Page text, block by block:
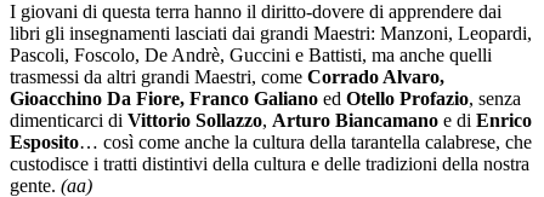
I giovani di questa terra hanno il diritto-dovere di apprendere dai
libri gli insegnamenti lasciati dai grandi Maestri: Manzoni, Leopardi,
Pascoli, Foscolo, De Andrè, Guccini e Battisti, ma anche quelli
trasmessi da altri grandi Maestri, come Corrado Alvaro,
Gioacchino Da Fiore, Franco Galiano ed Otello Profazio, senza
dimenticarci di Vittorio Sollazzo, Arturo Biancamano e di Enrico
Esposito… così come anche la cultura della tarantella calabrese, che
custodisce i tratti distintivi della cultura e delle tradizioni della nostra
gente. (aa)